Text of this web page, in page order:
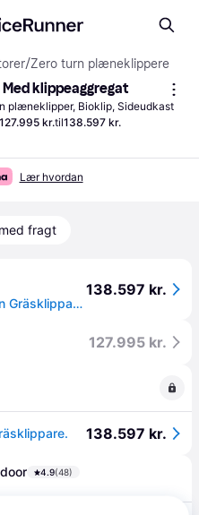
/Zero turn plæneklippere
Med klippeaggregat
plæneklipper, Bioklip, Sideudkast
127.995 kr.til138.597 kr.
Lær hvordan
fragt
Cub Cadet Z5 152 Zero-Turn Gräsklippare.
138.597 kr.
127.995 kr.
138.597 kr.
4.9(48)